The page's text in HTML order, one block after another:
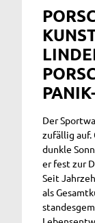
Der
zufällig auf.
dunkle
er fest zur
Seit
als